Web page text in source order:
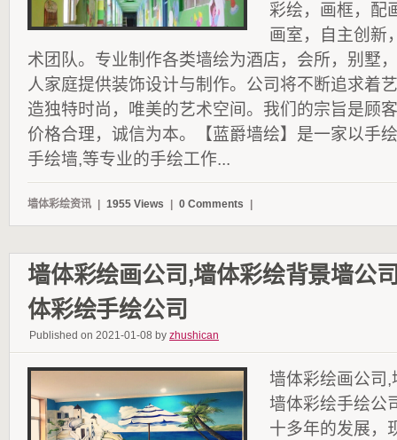
彩绘，画框，配
画室，自主创新
术团队。专业制作各类墙绘为酒店，会所，别墅
人家庭提供装饰设计与制作。公司将不断追求着
造独特时尚，唯美的艺术空间。我们的宗旨是顾
价格合理，诚信为本。【蓝爵墙绘】是一家以手
手绘墙,等专业的手绘工作...
墙体彩绘资讯 1955 Views 0 Comments
墙体彩绘画公司,墙体彩绘背景墙公
体彩绘手绘公司
Published on 2021-01-08 by zhushican
墙体彩绘画公司
墙体彩绘手绘公
十多年的发展，